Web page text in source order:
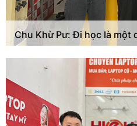
Chu Khừ Pư: Đi học là một